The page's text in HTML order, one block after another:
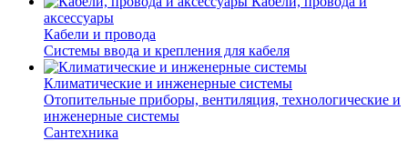
аксессуары
Кабели и провода
Системы ввода и крепления для кабеля
Климатические и инженерные системы
Отопительные приборы, вентиляция, технологические и
инженерные системы
Сантехника